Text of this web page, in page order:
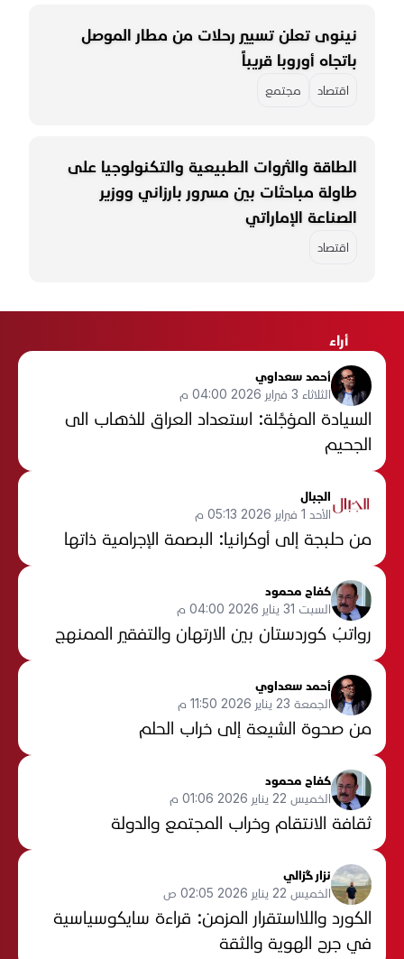
نينوى تعلن تسيير رحلات من مطار الموصل
باتجاه أوروبا قريباً
اقتصاد مجتمع
الطاقة والثروات الطبيعية والتكنولوجيا على
طاولة مباحثات بين مسرور بارزاني ووزير
الصناعة الإماراتي
اقتصاد
أراء
أحمد سعداوي
الثلاثاء 3 فبراير 2026 04:00 م
السيادة المؤجَّلة: استعداد العراق للذهاب الى
الجحيم
الجبال
الأحد 1 فبراير 2026 05:13 م
من حلبجة إلى أوكرانيا: البصمة الإجرامية ذاتها
كفاح محمود
السبت 31 يناير 2026 04:00 م
رواتبُ كوردستان بين الارتهان والتفقير الممنهج
أحمد سعداوي
الجمعة 23 يناير 2026 11:50 م
من صحوة الشيعة إلى خراب الحلم
كفاح محمود
الخميس 22 يناير 2026 01:06 م
ثقافة الانتقام وخراب المجتمع والدولة
نزار گزالي
الخميس 22 يناير 2026 02:05 ص
الكورد واللااستقرار المزمن: قراءة سايكوسياسية
في جرح الهوية والثقة